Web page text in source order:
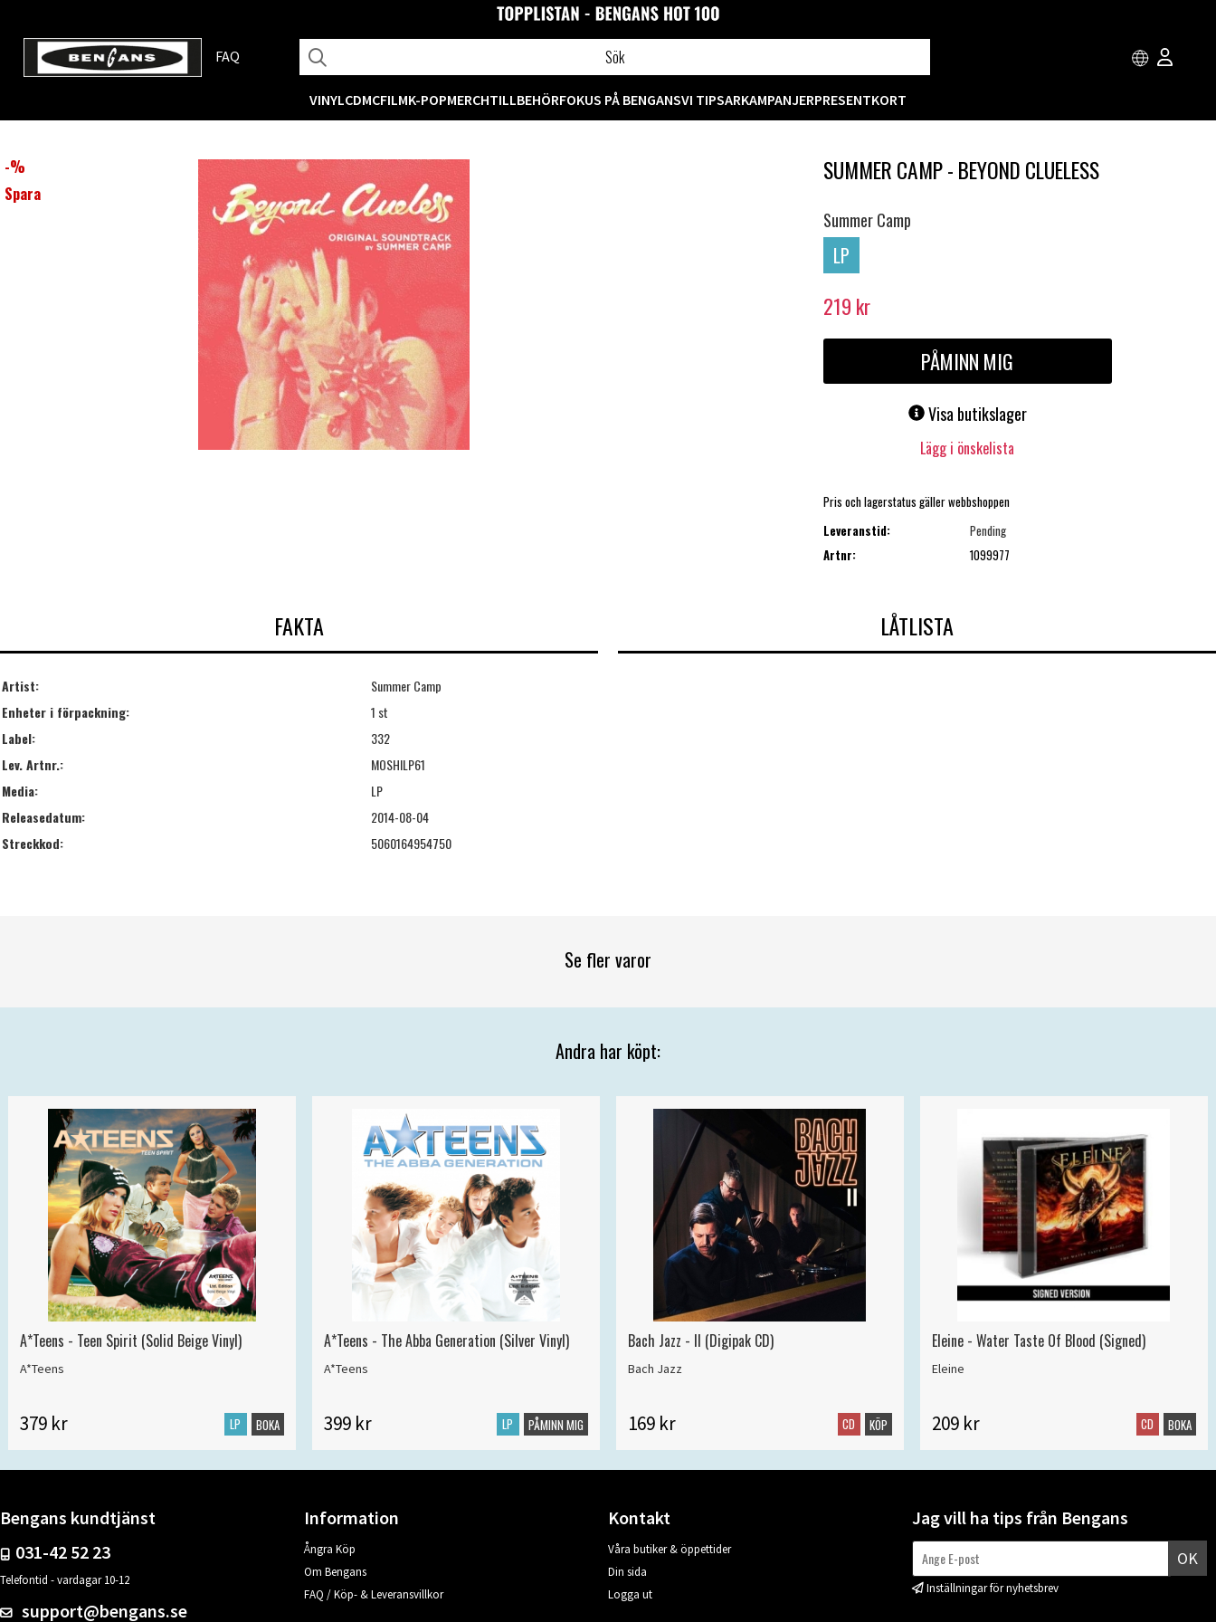
FAQ
VINYLCDMCFILMK-POPMERCHTILLBEHÖRFOKUS PÅ BENGANSVI TIPSARKAMPANJERPRESENTKORT
-%
Spara
SUMMER CAMP - BEYOND CLUELESS
Summer Camp
LP
219 kr
PÅMINN MIG
Visa butikslager
Lägg i önskelista
Pris och lagerstatus gäller webbshoppen
Leveranstid:
Pending
Artnr:
1099977
FAKTA
Artist:
Summer Camp
Enheter i förpackning:
1 st
Label:
332
Lev. Artnr.:
MOSHILP61
Media:
LP
Releasedatum:
2014-08-04
Streckkod:
5060164954750
LÅTLISTA
Se fler varor
Andra har köpt:
A*Teens - Teen Spirit (Solid Beige Vinyl)
A*Teens
379 kr LP BOKA
A*Teens - The Abba Generation (Silver Vinyl)
A*Teens
399 kr LP PÅMINN MIG
Bach Jazz - II (Digipak CD)
Bach Jazz
169 kr CD KÖP
Eleine - Water Taste Of Blood (Signed)
Eleine
209 kr CD BOKA
Bengans kundtjänst
031-42 52 23
Telefontid - vardagar 10-12
support@bengans.se
Information
Ångra Köp
Om Bengans
FAQ / Köp- & Leveransvillkor
Kontakt
Våra butiker & öppettider
Din sida
Logga ut
Jag vill ha tips från Bengans
OK
Inställningar för nyhetsbrev